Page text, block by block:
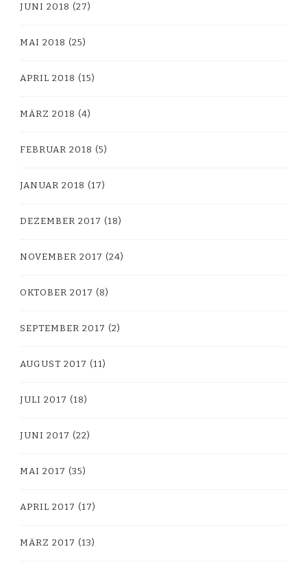
JUNI 2018 (27)
MAI 2018 (25)
APRIL 2018 (15)
MÄRZ 2018 (4)
FEBRUAR 2018 (5)
JANUAR 2018 (17)
DEZEMBER 2017 (18)
NOVEMBER 2017 (24)
OKTOBER 2017 (8)
SEPTEMBER 2017 (2)
AUGUST 2017 (11)
JULI 2017 (18)
JUNI 2017 (22)
MAI 2017 (35)
APRIL 2017 (17)
MÄRZ 2017 (13)